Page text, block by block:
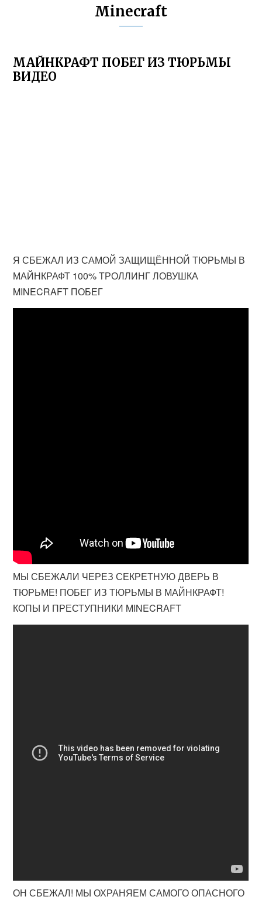
Minecraft
МАЙНКРАФТ ПОБЕГ ИЗ ТЮРЬМЫ
ВИДЕО
Я СБЕЖАЛ ИЗ САМОЙ ЗАЩИЩЁННОЙ ТЮРЬМЫ В
МАЙНКРАФТ 100% ТРОЛЛИНГ ЛОВУШКА
MINECRAFT ПОБЕГ
МЫ СБЕЖАЛИ ЧЕРЕЗ СЕКРЕТНУЮ ДВЕРЬ В
ТЮРЬМЕ! ПОБЕГ ИЗ ТЮРЬМЫ В МАЙНКРАФТ!
КОПЫ И ПРЕСТУПНИКИ MINECRAFT
ОН СБЕЖАЛ! МЫ ОХРАНЯЕМ САМОГО ОПАСНОГО